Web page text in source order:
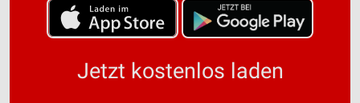
Jetzt kostenlos laden